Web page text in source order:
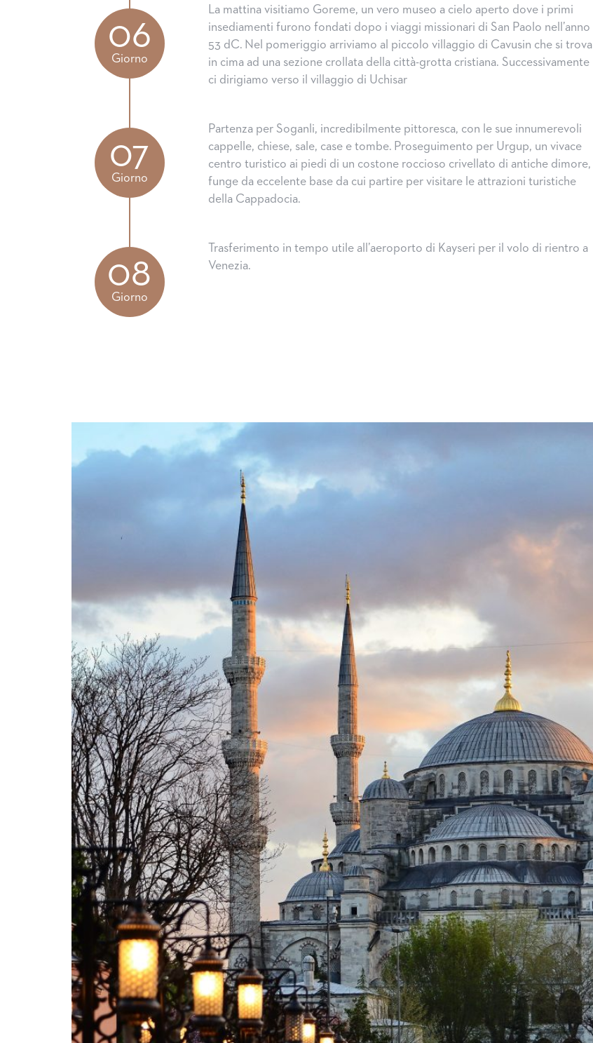
06
Giorno
La mattina visitiamo Goreme, un vero museo a cielo aperto dove i primi
insediamenti furono fondati dopo i viaggi missionari di San Paolo nell’anno
53 dC. Nel pomeriggio arriviamo al piccolo villaggio di Cavusin che si trova
in cima ad una sezione crollata della città-grotta cristiana. Successivamente
ci dirigiamo verso il villaggio di Uchisar
07
Giorno
Partenza per Soganli, incredibilmente pittoresca, con le sue innumerevoli
cappelle, chiese, sale, case e tombe. Proseguimento per Urgup, un vivace
centro turistico ai piedi di un costone roccioso crivellato di antiche dimore,
funge da eccelente base da cui partire per visitare le attrazioni turistiche
della Cappadocia.
08
Giorno
Trasferimento in tempo utile all’aeroporto di Kayseri per il volo di rientro a
Venezia.